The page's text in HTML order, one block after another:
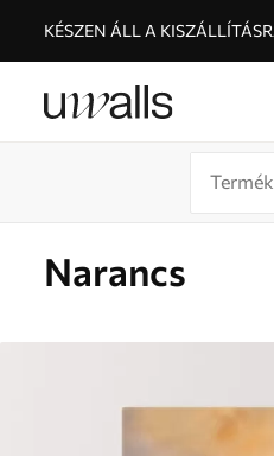
KÉSZEN ÁLL A
Narancs